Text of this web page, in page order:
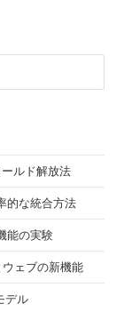
ルド解放法
的な統合方法
能の実験
ェブの新機能
デル